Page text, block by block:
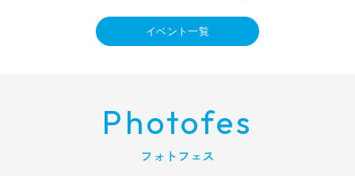
イベント一覧
Photofes
フォトフェス